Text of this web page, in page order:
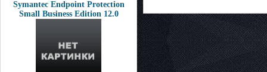
Symantec Endpoint Protection
Small Business Edition 12.0